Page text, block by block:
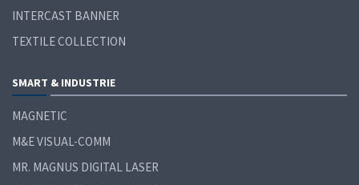
INTERCAST BANNER
TEXTILE COLLECTION
SMART & INDUSTRIE
MAGNETIC
M&E VISUAL-COMM
MR. MAGNUS DIGITAL LASER